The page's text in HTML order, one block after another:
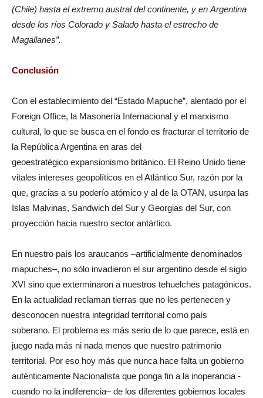
(Chile) hasta el extremo austral del continente, y en Argentina
desde los ríos Colorado y Salado hasta el estrecho de
Magallanes”.
Conclusión
Con el establecimiento del “Estado Mapuche”, alentado por el
Foreign Office, la Masonería Internacional y el marxismo
cultural, lo que se busca en el fondo es fracturar el territorio de
la República Argentina en aras del
geoestratégico expansionismo británico. El Reino Unido tiene
vitales intereses geopolíticos en el Atlántico Sur, razón por la
que, gracias a su poderío atómico y al de la OTAN, usurpa las
Islas Malvinas, Sandwich del Sur y Georgias del Sur, con
proyección hacia nuestro sector antártico.
En nuestro país los araucanos –artificialmente denominados
mapuches–, no sólo invadieron el sur argentino desde el siglo
XVI sino que exterminaron a nuestros tehuelches patagónicos.
En la actualidad reclaman tierras que no les pertenecen y
desconocen nuestra integridad territorial como país
soberano. El problema es más serio de lo que parece, está en
juego nada más ni nada menos que nuestro patrimonio
territorial. Por eso hoy más que nunca hace falta un gobierno
auténticamente Nacionalista que ponga fin a la inoperancia -
cuando no la indiferencia– de los diferentes gobiernos locales